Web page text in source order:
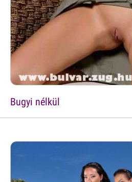
Bugyi nélkül